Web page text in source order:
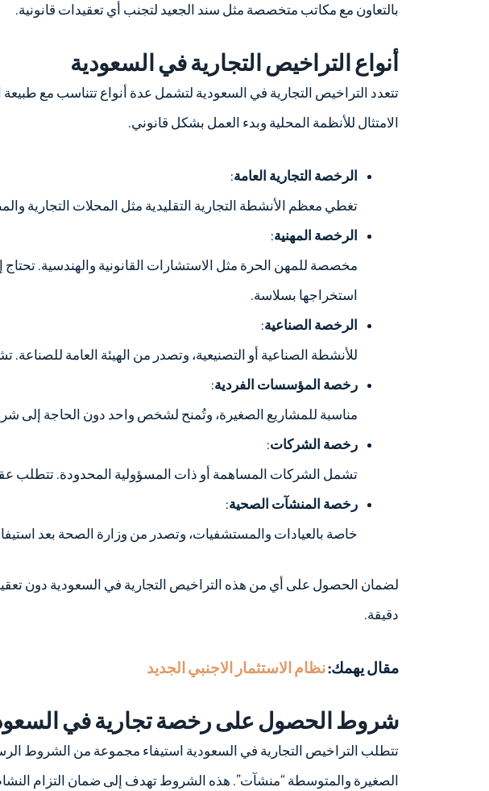
بالتعاون مع مكاتب متخصصة مثل سند الجعيد لتجنب أي تعقيدات قانونية.
أنواع التراخيص التجارية في السعودية
تتعدد التراخيص التجارية في السعودية لتشمل عدة أنواع تتناسب مع
الامتثال للأنظمة المحلية وبدء العمل بشكل قانوني.
الرخصة التجارية العامة:
تغطي معظم الأنشطة التجارية التقليدية مثل المحلات التجارية
الرخصة المهنية:
مخصصة للمهن الحرة مثل الاستشارات القانونية والهندسية.
استخراجها بسلاسة.
الرخصة الصناعية:
للأنشطة الصناعية أو التصنيعية، وتصدر من الهيئة العامة
رخصة المؤسسات الفردية:
مناسبة للمشاريع الصغيرة، وتُمنح لشخص واحد دون الحاجة إلى
رخصة الشركات:
تشمل الشركات المساهمة أو ذات المسؤولية المحدودة. تتطلب
رخصة المنشآت الصحية:
خاصة بالعيادات والمستشفيات، وتصدر من وزارة الصحة بعد
لضمان الحصول على أي من هذه التراخيص التجارية في السعودية دون
دقيقة.
مقال يهمك:نظام الاستثمار الاجنبي الجديد
شروط الحصول على رخصة تجارية في
تتطلب التراخيص التجارية في السعودية استيفاء مجموعة من الشروط
الصغيرة والمتوسطة “منشآت”. هذه الشروط تهدف إلى ضمان التزام